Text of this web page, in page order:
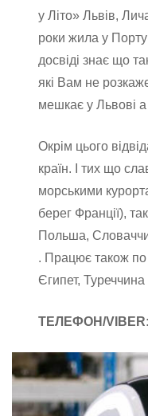
у Літо» Львів,
роки жила у
досвіді знає що
які Вам не
мешкає у Львові
Окрім цього
країн. І тих що
морськими
берег Франції),
Польша,
. Працює також
Єгипет,
ТЕЛЕФОН/VIBER: